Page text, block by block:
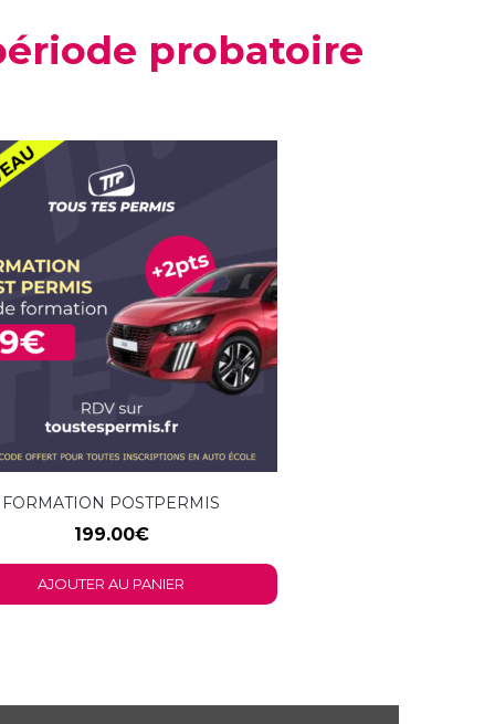
probatoire
FORMATION POSTPERMIS
199.00€
AJOUTER AU PANIER